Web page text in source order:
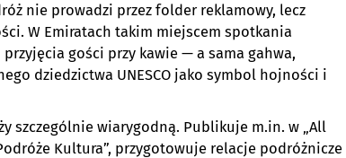
nie prowadzi przez folder reklamowy, lecz
W Emiratach takim miejscem spotkania
gości przy kawie — a sama gahwa,
dziedzictwa UNESCO jako symbol hojności i
szczególnie wiarygodną. Publikuje m.in. w „All
Kultura”, przygotowuje relacje podróżnicze